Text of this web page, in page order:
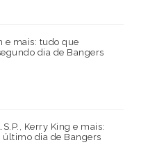
e mais: tudo que
dia de Bangers
Kerry King e mais:
último dia de Bangers